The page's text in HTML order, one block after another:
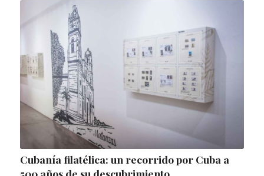
Cubanía filatélica: un recorrido por Cuba a